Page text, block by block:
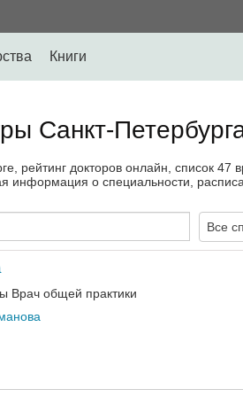
Книги
Санкт-
рейтинг докторов онлайн, список 47
информация о специальности,
Все
Врач общей практики